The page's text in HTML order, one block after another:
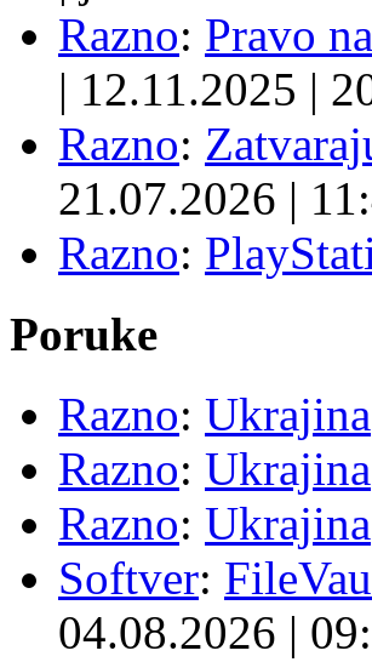
Razno: Pravo
| 12.11.2025 |
Razno:
21.07.2026 |
Razno:
Poruke
Razno: Ukrajina
Razno: Ukrajina
Razno: Ukrajina
Softver:
04.08.2026 |